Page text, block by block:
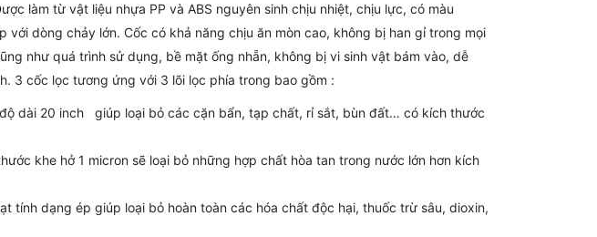
làm từ vật liệu nhựa PP và ABS nguyên sinh chịu nhiệt, chịu lực, có màu
dòng chảy lớn. Cốc có khả năng chịu ăn mòn cao, không bị han gỉ trong mọi
như quá trình sử dụng, bề mặt ống nhẵn, không bị vi sinh vật bám vào, dễ
3 cốc lọc tương ứng với 3 lõi lọc phía trong bao gồm :
độ dài 20 inch giúp loại bỏ các cặn bẩn, tạp chất, rỉ sắt, bùn đất… có kích thước
khe hở 1 micron sẽ loại bỏ những hợp chất hòa tan trong nước lớn hơn kích
tính dạng ép giúp loại bỏ hoàn toàn các hóa chất độc hại, thuốc trừ sâu, dioxin,